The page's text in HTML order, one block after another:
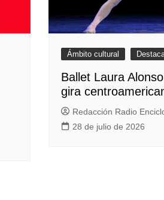
Ámbito cultural
Ballet Laura
gira
Redacción Radio
28 de julio de 2026